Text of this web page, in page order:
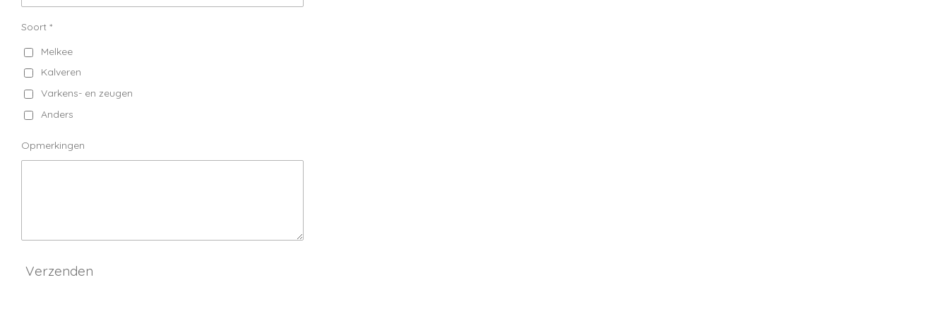
Soort *
Melkee
Kalveren
Varkens- en zeugen
Anders
Opmerkingen
Verzenden